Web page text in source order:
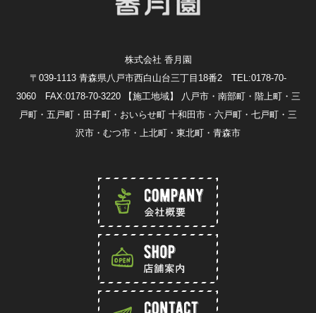
株式会社 香月園
〒039-1113 青森県八戸市西白山台三丁目18番2 TEL:0178-70-
3060 FAX:0178-70-3220
【施工地域】 八戸市・南部町・階上町・三
戸町・五戸町・田子町・おいらせ町 十和田市・六戸町・七戸町・三
沢市・むつ市・上北町・東北町・青森市